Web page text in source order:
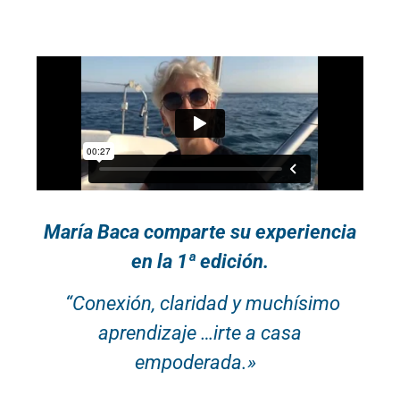
María Baca comparte su experiencia
en la 1ª edición.
“Conexión, claridad y muchísimo
aprendizaje …irte a casa
empoderada.»